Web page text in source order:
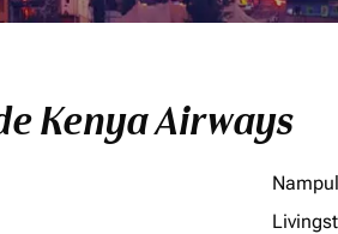
Kenya Airways